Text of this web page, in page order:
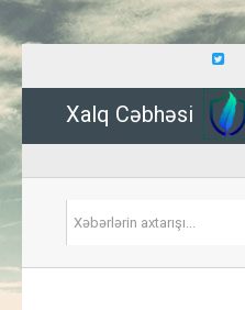
Xalq Cəbhəsi